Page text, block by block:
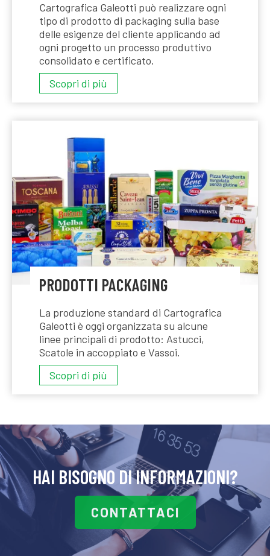
Cartografica Galeotti può realizzare ogni
tipo di prodotto di packaging sulla base
delle esigenze del cliente applicando ad
ogni progetto un processo produttivo
consolidato e certificato.
Scopri di più
PACKAGING
PRODOTTI PACKAGING
La produzione standard di Cartografica
Galeotti è oggi organizzata su alcune
linee principali di prodotto: Astucci,
Scatole in accoppiato e Vassoi.
Scopri di più
PACKAGING
HAI BISOGNO DI INFORMAZIONI?
CONTATTACI